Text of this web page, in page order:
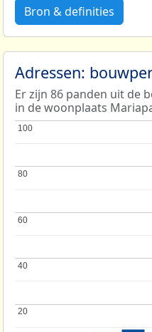
Bron & definities
Adressen:
Er zijn 86 panden uit de
in de woonplaats
20
20
40
40
60
60
80
80
100
100